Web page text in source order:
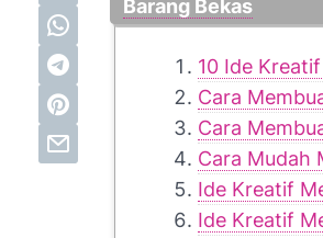
Barang Bekas
10 Ide
Cara
Cara
Cara Mudah
Ide Kreatif
Ide Kreatif